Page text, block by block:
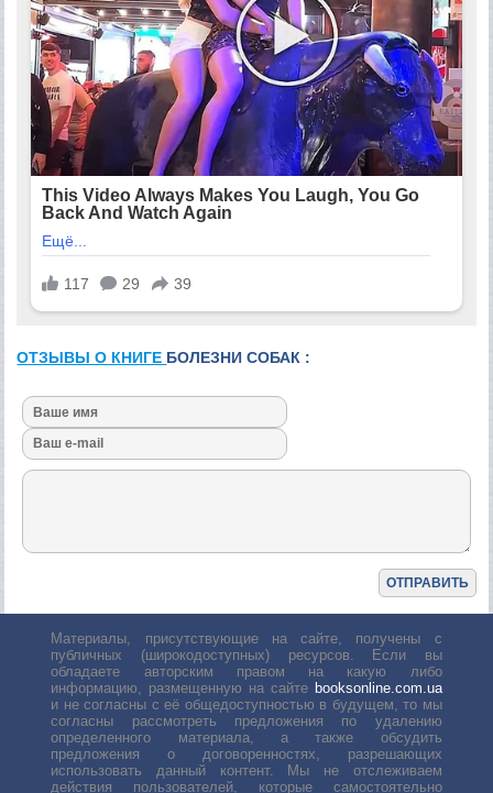
ОТЗЫВЫ О КНИГЕ БОЛЕЗНИ СОБАК :
Материалы, присутствующие на сайте, получены с
публичных (широкодоступных) ресурсов. Если вы
обладаете авторским правом на какую либо
информацию, размещенную на сайте booksonline.com.ua
и не согласны с её общедоступностью в будущем, то мы
согласны рассмотреть предложения по удалению
определенного материала, а также обсудить
предложения о договоренностях, разрешающих
использовать данный контент. Мы не отслеживаем
действия пользователей, которые самостоятельно